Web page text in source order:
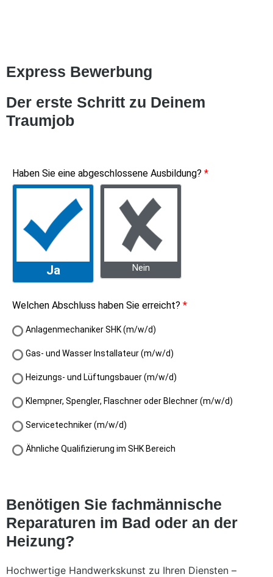
Express Bewerbung
Der erste Schritt zu Deinem
Traumjob
Benötigen Sie fachmännische
Reparaturen im Bad oder an der
Heizung?
Hochwertige Handwerkskunst zu Ihren Diensten –